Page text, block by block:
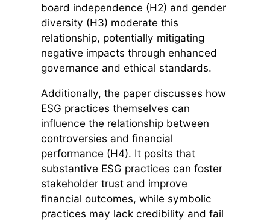
board independence (H2) and gender
diversity (H3) moderate this
relationship, potentially mitigating
negative impacts through enhanced
governance and ethical standards.
Additionally, the paper discusses how
ESG practices themselves can
influence the relationship between
controversies and financial
performance (H4). It posits that
substantive ESG practices can foster
stakeholder trust and improve
financial outcomes, while symbolic
practices may lack credibility and fail